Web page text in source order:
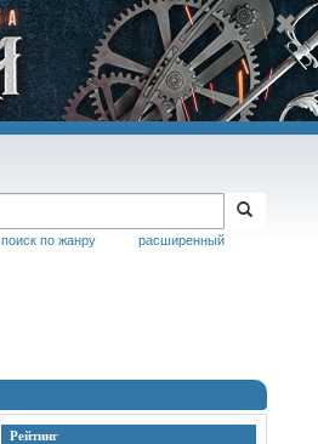
расширенный
поиск по жанру
Рейтинг